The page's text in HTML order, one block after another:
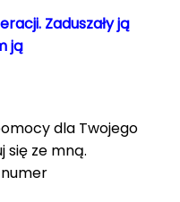
Zaduszały ją
ją
dla Twojego
się ze mną.